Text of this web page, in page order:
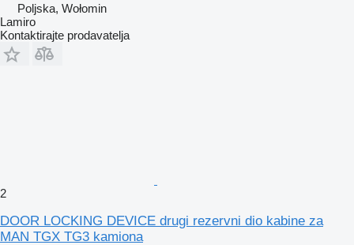
Poljska, Wołomin
Lamiro
Kontaktirajte prodavatelja
2
DOOR LOCKING DEVICE drugi rezervni dio kabine za
MAN TGX TG3 kamiona